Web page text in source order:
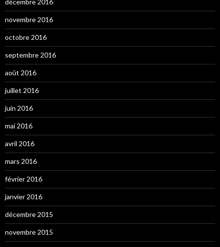
décembre 2016
novembre 2016
octobre 2016
septembre 2016
août 2016
juillet 2016
juin 2016
mai 2016
avril 2016
mars 2016
février 2016
janvier 2016
décembre 2015
novembre 2015